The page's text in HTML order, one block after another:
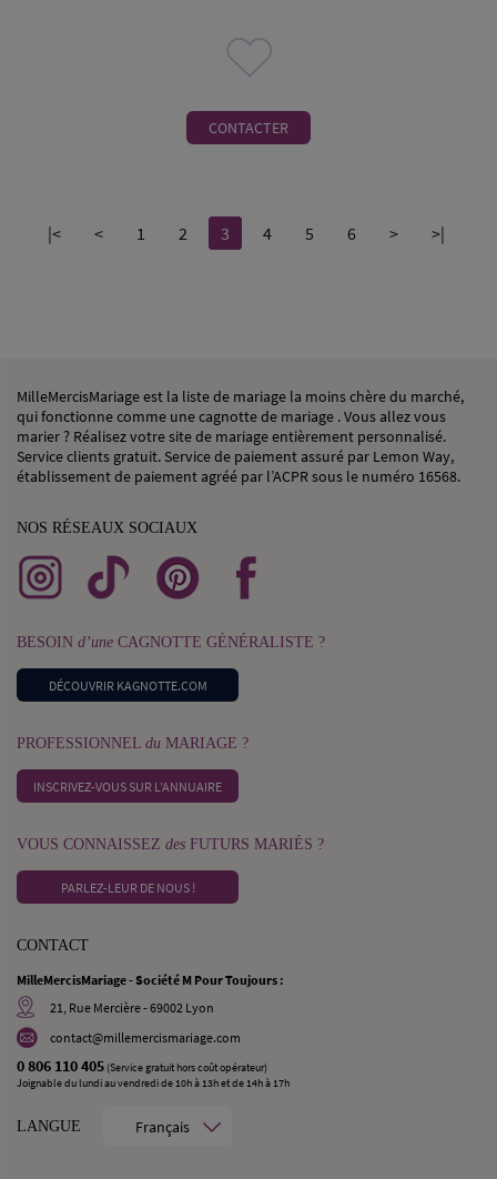
CONTACTER
|< < 1 2 3 4 5 6 > >|
MilleMercisMariage est la liste de mariage la moins chère du marché,
qui fonctionne comme une cagnotte de mariage . Vous allez vous
marier ? Réalisez votre site de mariage entièrement personnalisé.
Service clients gratuit. Service de paiement assuré par Lemon Way,
établissement de paiement agréé par l’ACPR sous le numéro 16568.
NOS RÉSEAUX SOCIAUX
BESOIN d’une CAGNOTTE GÉNÉRALISTE ?
DÉCOUVRIR KAGNOTTE.COM
PROFESSIONNEL du MARIAGE ?
INSCRIVEZ-VOUS SUR L’ANNUAIRE
VOUS CONNAISSEZ des FUTURS MARIÉS ?
PARLEZ-LEUR DE NOUS !
CONTACT
MilleMercisMariage - Société M Pour Toujours :
21, Rue Mercière - 69002 Lyon
contact@millemercismariage.com
0 806 110 405 (Service gratuit hors coût opérateur)
Joignable du lundi au vendredi de 10h à 13h et de 14h à 17h
LANGUE Français